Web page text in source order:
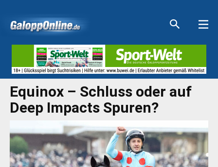
Equinox – Schluss oder auf
Deep Impacts Spuren?